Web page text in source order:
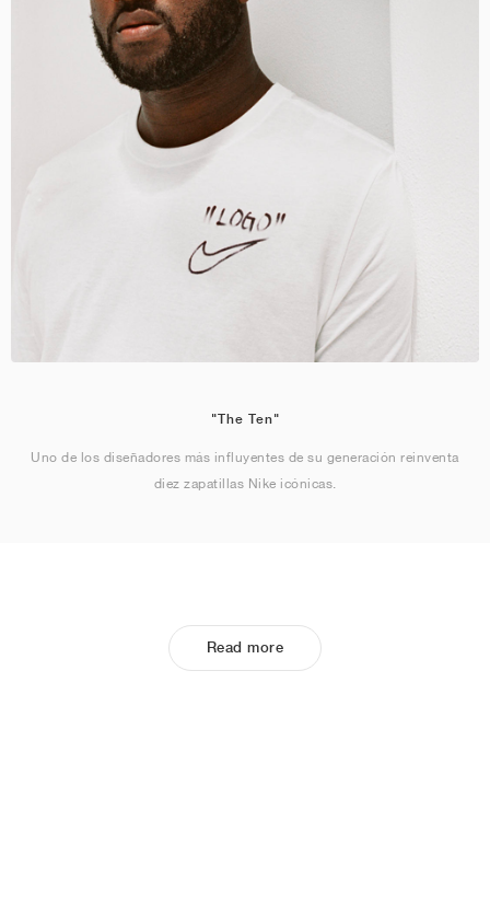
"The Ten"
Uno de los diseñadores más influyentes de su generación reinventa
diez zapatillas Nike icónicas.
Read more